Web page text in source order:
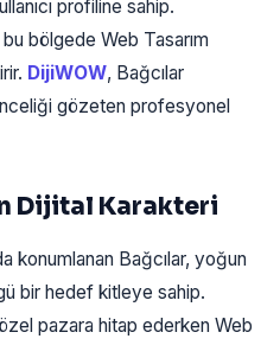
profiline sahip.
bölgede Web Tasarım
DijiWOW, Bağcılar
gözeten profesyonel
Dijital Karakteri
konumlanan Bağcılar, yoğun
bir hedef kitleye sahip.
pazara hitap ederken Web